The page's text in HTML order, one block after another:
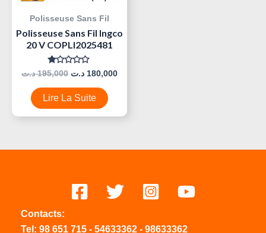
Polisseuse Sans Fil
Polisseuse Sans Fil Ingco
20 V COPLI2025481
Note
0
Sur
5
195,000 د.ت 180,000 د.ت
Lire La Suite
Contacts:
Tel: 98 651 715 - 54633362 - 98633362